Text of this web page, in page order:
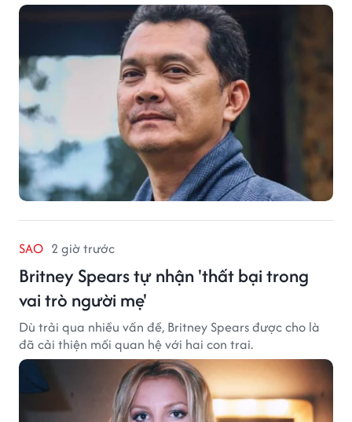
SAO 2 giờ trước
Britney Spears tự nhận 'thất bại trong
vai trò người mẹ'
Dù trải qua nhiều vấn đề, Britney Spears được cho là
đã cải thiện mối quan hệ với hai con trai.